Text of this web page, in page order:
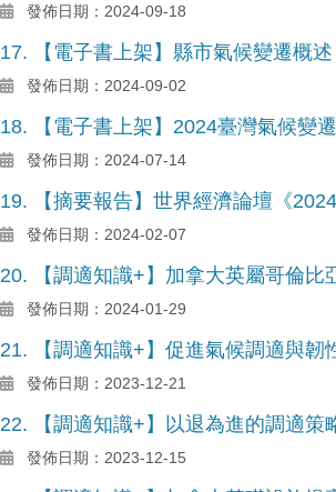
發佈日期：2024-09-18
17. 【電子書上架】縣市氣候變遷概
發佈日期：2024-09-02
18. 【電子書上架】2024臺灣氣候變
發佈日期：2024-07-14
19. 【摘要報告】世界經濟論壇《
發佈日期：2024-02-07
20. 【調適知識+】加拿大英屬哥倫
發佈日期：2024-01-29
21. 【調適知識+】促進氣候調適與韌
發佈日期：2023-12-21
22. 【調適知識+】以退為進的調適策
發佈日期：2023-12-15